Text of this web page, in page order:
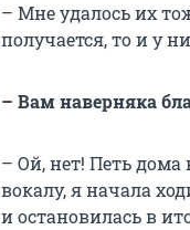
– Мне удалось их
получается, то и у
– Вам наверняка
– Ой, нет! Петь
вокалу, я начала
и остановилась в